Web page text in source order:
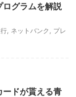
ログラムを解説
ネットバンク
プレ
ードが貰える青